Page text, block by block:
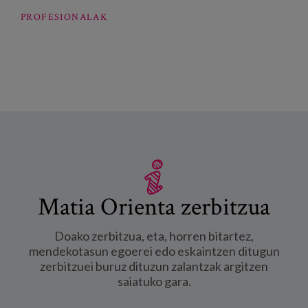
PROFESIONALAK
Matia Orienta zerbitzua
Doako zerbitzua, eta, horren bitartez,
mendekotasun egoerei edo eskaintzen ditugun
zerbitzuei buruz dituzun zalantzak argitzen
saiatuko gara.